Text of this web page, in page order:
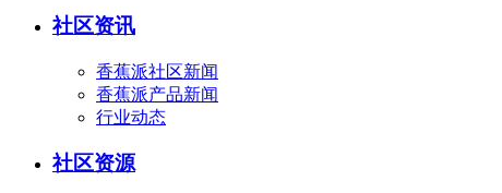
社区资讯
香蕉派社区新闻
香蕉派产品新闻
行业动态
社区资源